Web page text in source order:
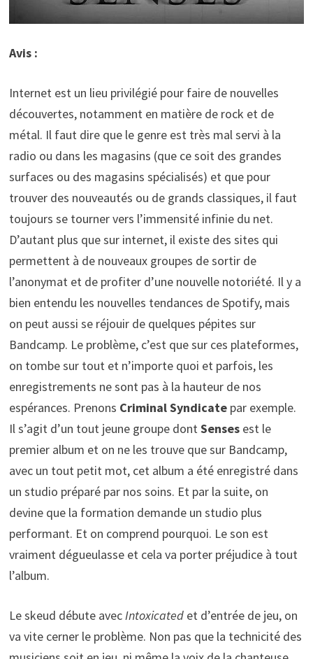
Avis :
Internet est un lieu privilégié pour faire de nouvelles
découvertes, notamment en matière de rock et de
métal. Il faut dire que le genre est très mal servi à la
radio ou dans les magasins (que ce soit des grandes
surfaces ou des magasins spécialisés) et que pour
trouver des nouveautés ou de grands classiques, il faut
toujours se tourner vers l’immensité infinie du net.
D’autant plus que sur internet, il existe des sites qui
permettent à de nouveaux groupes de sortir de
l’anonymat et de profiter d’une nouvelle notoriété. Il y a
bien entendu les nouvelles tendances de Spotify, mais
on peut aussi se réjouir de quelques pépites sur
Bandcamp. Le problème, c’est que sur ces plateformes,
on tombe sur tout et n’importe quoi et parfois, les
enregistrements ne sont pas à la hauteur de nos
espérances. Prenons Criminal Syndicatepar exemple.
Il s’agit d’un tout jeune groupe dontSensesest le
premier album et on ne les trouve que sur Bandcamp,
avec un tout petit mot, cet album a été enregistré dans
un studio préparé par nos soins. Et par la suite, on
devine que la formation demande un studio plus
performant. Et on comprend pourquoi. Le son est
vraiment dégueulasse et cela va porter préjudice à tout
l’album.
Le skeud débute avecIntoxicated et d’entrée de jeu, on
va vite cerner le problème. Non pas que la technicité des